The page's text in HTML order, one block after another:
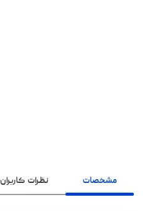
مشخصات نظرات کاربران